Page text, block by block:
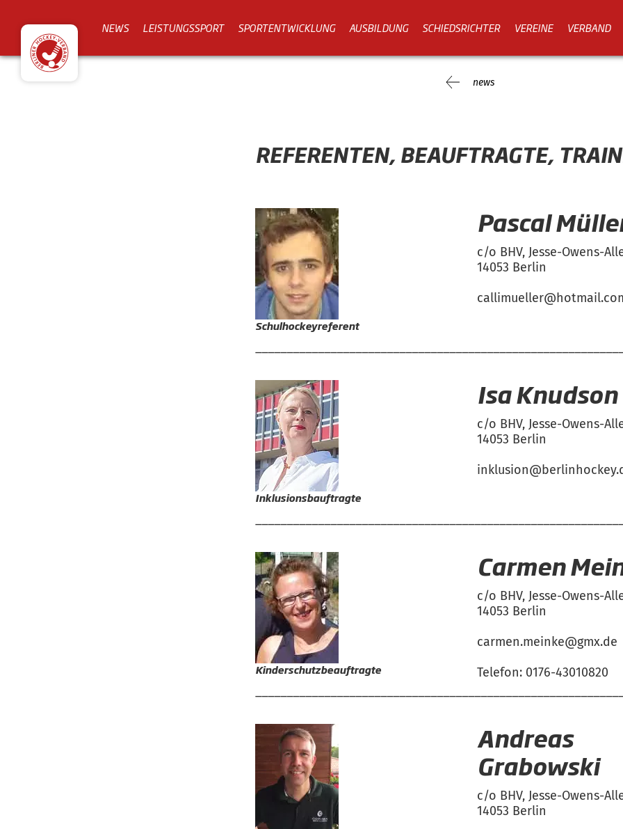
NEWS LEISTUNGSSPORT SPORTENTWICKLUNG AUSBILDUNG SCHIEDSRICHTER VEREINE VERBAND
news
REFERENTEN, BEAUFTRAGTE,
Schulhockeyreferent
Pascal
c/o BHV, Jesse-Owens-
14053 Berlin
Inklusionsbauftragte
Isa Knudson
c/o BHV, Jesse-Owens-
14053 Berlin
Kinderschutzbeauftragte
Carmen
c/o BHV, Jesse-Owens-
14053 Berlin
carmen.meinke@gmx.de
Telefon: 0176-43010820
Andreas
Grabowski
c/o BHV, Jesse-Owens-
14053 Berlin